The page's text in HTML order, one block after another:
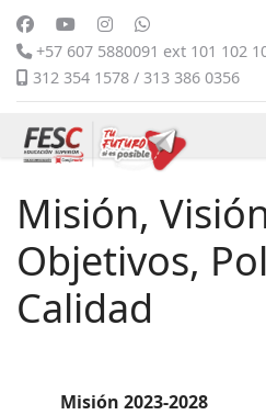
+57 607 5880091 ext 101 102
312 354 1578 / 313 386 0356
Misión,
Objetivos,
Calidad
Misión 2023-2028